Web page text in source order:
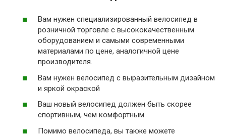
Вам нужен специализированный велосипед в
розничной торговле с высококачественным
оборудованием и самыми современными
материалами по цене, аналогичной цене
производителя.
Вам нужен велосипед с выразительным дизайном
и яркой окраской
Ваш новый велосипед должен быть скорее
спортивным, чем комфортным
Помимо велосипеда, вы также можете